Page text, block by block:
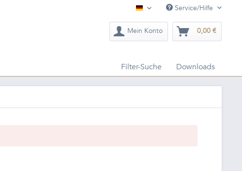
Deutsch Service/Hilfe
Mein Konto 0,00 €
Filter-Suche Downloads